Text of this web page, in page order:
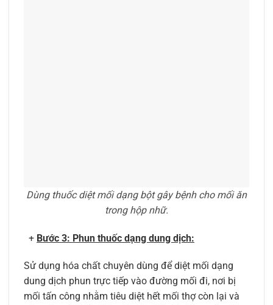
Dùng thuốc diệt mối dạng bột gây bệnh cho mối ăn
trong hộp nhữ.
+ Bước 3: Phun thuốc dạng dung dịch:
Sử dụng hóa chất chuyên dùng để diệt mối dạng
dung dịch phun trực tiếp vào đường mối đi, nơi bị
mối tấn công nhằm tiêu diệt hết mối thợ còn lại và